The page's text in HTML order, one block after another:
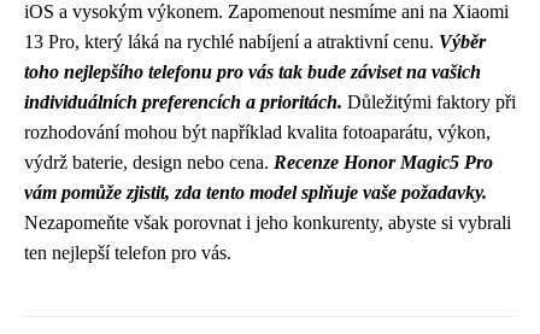
iOS a vysokým výkonem. Zapomenout nesmíme ani na Xiaomi
13 Pro, který láká na rychlé nabíjení a atraktivní cenu. Výběr
toho nejlepšího telefonu pro vás tak bude záviset na vašich
individuálních preferencích a prioritách. Důležitými faktory při
rozhodování mohou být například kvalita fotoaparátu, výkon,
výdrž baterie, design nebo cena. Recenze Honor Magic5 Pro
vám pomůže zjistit, zda tento model splňuje vaše požadavky.
Nezapomeňte však porovnat i jeho konkurenty, abyste si vybrali
ten nejlepší telefon pro vás.